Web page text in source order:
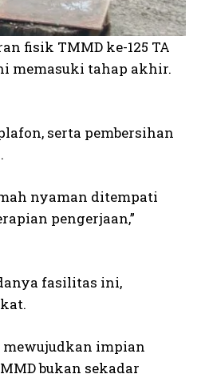
fisik TMMD ke-125 TA
memasuki tahap akhir.
serta pembersihan
nyaman ditempati
pengerjaan,”
fasilitas ini,
mewujudkan impian
bukan sekadar